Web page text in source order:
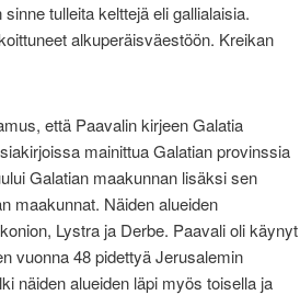
tulleita kelttejä eli gallialaisia.
alkuperäisväestöön. Kreikan
että Paavalin kirjeen Galatia
mainittua Galatian provinssia
Galatian maakunnan lisäksi sen
maakunnat. Näiden alueiden
Lystra ja Derbe. Paavali oli käynyt
vuonna 48 pidettyä Jerusalemin
näiden alueiden läpi myös toisella ja